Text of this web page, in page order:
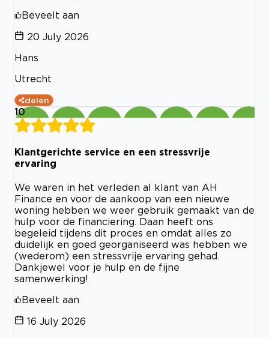
Beveelt aan
20 July 2026
Hans
Utrecht
delen
10
Klantgerichte service en een stressvrije
ervaring
We waren in het verleden al klant van AH
Finance en voor de aankoop van een nieuwe
woning hebben we weer gebruik gemaakt van de
hulp voor de financiering. Daan heeft ons
begeleid tijdens dit proces en omdat alles zo
duidelijk en goed georganiseerd was hebben we
(wederom) een stressvrije ervaring gehad.
Dankjewel voor je hulp en de fijne
samenwerking!
Beveelt aan
16 July 2026